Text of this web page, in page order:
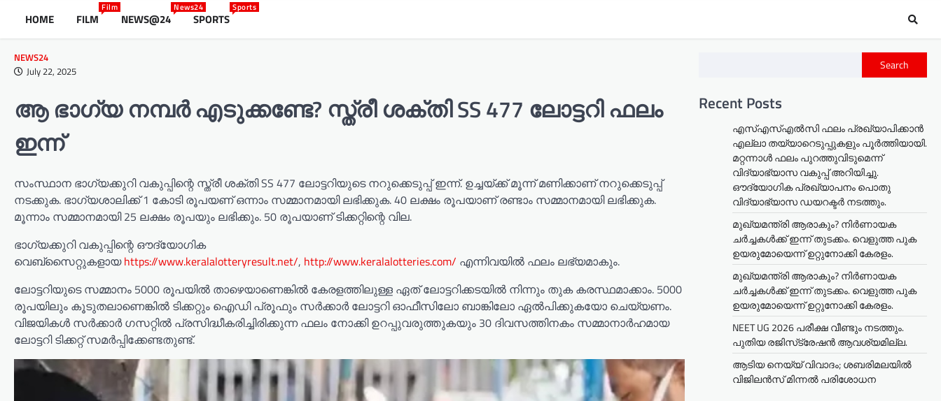
HOME FILM
Film
NEWS@24
News24
SPORTS
Sports
NEWS24
July 22, 2025
ആ ഭാ​ഗ്യ നമ്പർ എടുക്കണ്ടേ? സ്ത്രീ ശക്തി SS 477 ലോട്ടറി ഫലം
ഇന്ന്
സംസ്ഥാന ഭാഗ്യക്കുറി വകുപ്പിന്റെ സ്ത്രീ ശക്തി SS 477 ലോട്ടറിയുടെ നറുക്കെടുപ്പ് ഇന്ന്. ഉച്ചയ്ക്ക് മൂന്ന് മണിക്കാണ് നറുക്കെടുപ്പ്
നടക്കുക. ഭാഗ്യശാലിക്ക് 1 കോടി രൂപയണ് ഒന്നാം സമ്മാനമായി ലഭിക്കുക. 40 ലക്ഷം രൂപയാണ് രണ്ടാം സമ്മാനമായി ലഭിക്കുക.
മൂന്നാം സമ്മാനമായി 25 ലക്ഷം രൂപയും ലഭിക്കും. 50 രൂപയാണ് ടിക്കറ്റിന്റെ വില.
ഭാഗ്യക്കുറി വകുപ്പിന്റെ ഔദ്യോഗിക
വെബ്‌സൈറ്റുകളായhttps://www.keralalotteryresult.net/, http://www.keralalotteries.com/ എന്നിവയിൽ ഫലം ലഭ്യമാകും.
ലോട്ടറിയുടെ സമ്മാനം 5000 രൂപയിൽ താഴെയാണെങ്കിൽ കേരളത്തിലുള്ള ഏത് ലോട്ടറിക്കടയിൽ നിന്നും തുക കരസ്ഥമാക്കാം. 5000
രൂപയിലും കൂടുതലാണെങ്കിൽ ടിക്കറ്റും ഐഡി പ്രൂഫും സർക്കാർ ലോട്ടറി ഓഫീസിലോ ബാങ്കിലോ ഏൽപിക്കുകയോ ചെയ്യണം.
വിജയികൾ സർക്കാർ ഗസറ്റിൽ പ്രസിദ്ധീകരിച്ചിരിക്കുന്ന ഫലം നോക്കി ഉറപ്പുവരുത്തുകയും 30 ദിവസത്തിനകം സമ്മാനാർഹമായ
ലോട്ടറി ടിക്കറ്റ് സമർപ്പിക്കേണ്ടതുണ്ട്.
Search
Recent Posts
എസ്എസ്എൽസി ഫലം പ്രഖ്യാപിക്കാൻ
എല്ലാ തയ്യാറെടുപ്പുകളും പൂർത്തിയായി.
മറ്റന്നാള്‍ ഫലം പുറത്തുവിടുമെന്ന്
വിദ്യാഭ്യാസ വകുപ്പ് അറിയിച്ചു.
ഔദ്യോഗിക പ്രഖ്യാപനം പൊതു
വിദ്യാഭ്യാസ ഡയറക്ടർ നടത്തും.
മുഖ്യമന്ത്രി ആരാകും? നിർണായക
ചർച്ചകൾക്ക് ഇന്ന് തുടക്കം. വെളുത്ത പുക
ഉയരുമോയെന്ന് ഉറ്റുനോക്കി കേരളം.
മുഖ്യമന്ത്രി ആരാകും? നിർണായക
ചർച്ചകൾക്ക് ഇന്ന് തുടക്കം. വെളുത്ത പുക
ഉയരുമോയെന്ന് ഉറ്റുനോക്കി കേരളം.
NEET UG 2026 പരീക്ഷ വീണ്ടും നടത്തും.
പുതിയ രജിസ്‌ട്രേഷൻ ആവശ്യമില്ല.
ആടിയ നെയ്യ് വിവാദം; ശബരിമലയില്‍
വിജിലന്‍സ് മിന്നല്‍ പരിശോധന